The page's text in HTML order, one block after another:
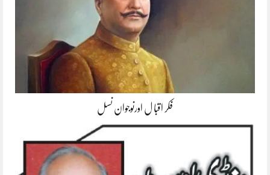
فکر اقبا ل اورنوجوان نسل